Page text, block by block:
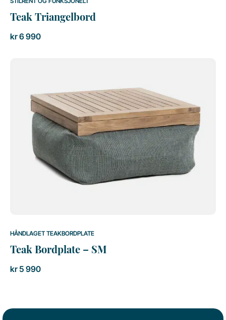
Teak Triangelbord
kr6 990
HÅNDLAGET TEAKBORDPLATE
Teak Bordplate – SM
kr5 990